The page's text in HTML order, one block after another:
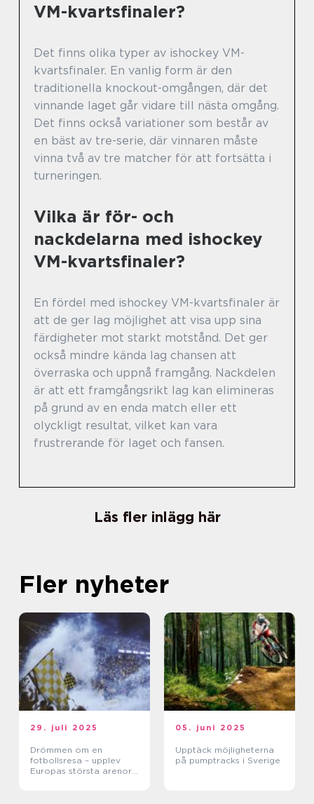
VM-kvartsfinaler?
Det finns olika typer av ishockey VM-
kvartsfinaler. En vanlig form är den
traditionella knockout-omgången, där det
vinnande laget går vidare till nästa omgång.
Det finns också variationer som består av
en bäst av tre-serie, där vinnaren måste
vinna två av tre matcher för att fortsätta i
turneringen.
Vilka är för- och
nackdelarna med ishockey
VM-kvartsfinaler?
En fördel med ishockey VM-kvartsfinaler är
att de ger lag möjlighet att visa upp sina
färdigheter mot starkt motstånd. Det ger
också mindre kända lag chansen att
överraska och uppnå framgång. Nackdelen
är att ett framgångsrikt lag kan elimineras
på grund av en enda match eller ett
olyckligt resultat, vilket kan vara
frustrerande för laget och fansen.
Läs fler inlägg här
Fler nyheter
29. juli 2025
Drömmen om en
fotbollsresa – upplev
Europas största arenor
05. juni 2025
Upptäck möjligheterna
på pumptracks i Sverige